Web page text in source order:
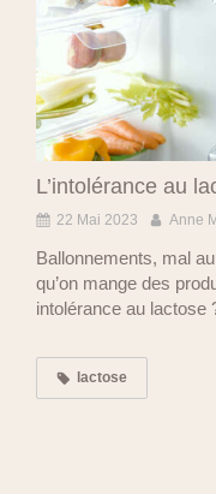
L’intolérance au
22 Mai 2023 Anne
Ballonnements, mal
qu’on mange des
intolérance au lactose
lactose